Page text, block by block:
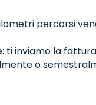
percorsi
: ti inviamo la
o